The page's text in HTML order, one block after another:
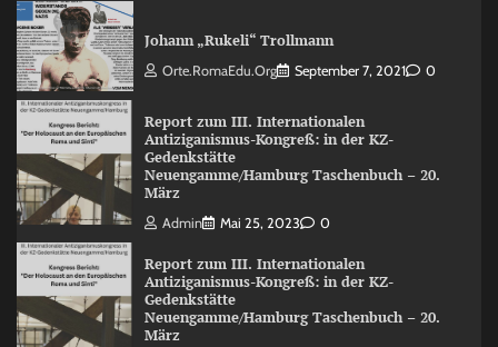
Johann „Rukeli“ Trollmann
Orte.RomaEdu.org September 7, 2021 0
Report zum III. Internationalen
Antiziganismus-Kongreß: in der KZ-
Gedenkstätte
Neuengamme/Hamburg Taschenbuch – 20.
März
Admin Mai 25, 2023 0
Report zum III. Internationalen
Antiziganismus-Kongreß: in der KZ-
Gedenkstätte
Neuengamme/Hamburg Taschenbuch – 20.
März